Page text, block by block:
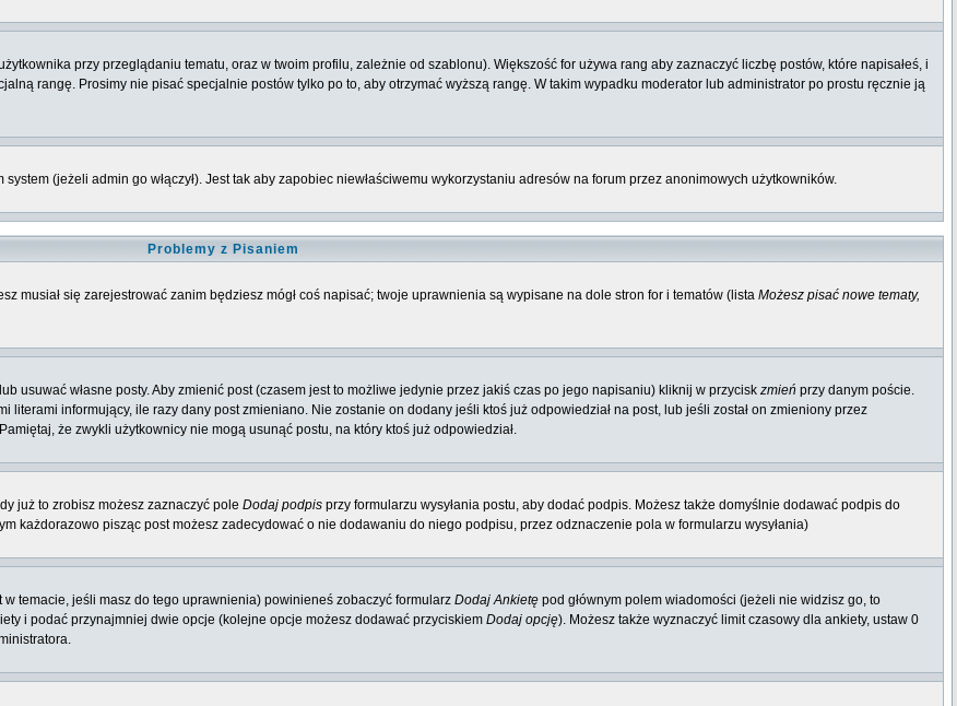
przy przeglądaniu tematu, oraz w twoim profilu, zależnie od szablonu). Większość for używa rang aby zaznaczyć liczbę postów, które napisałeś, i
rangę. Prosimy nie pisać specjalnie postów tylko po to, aby otrzymać wyższą rangę. W takim wypadku moderator lub administrator po prostu ręcznie ją
(jeżeli admin go włączył). Jest tak aby zapobiec niewłaściwemu wykorzystaniu adresów na forum przez anonimowych użytkowników.
Problemy z Pisaniem
musiał się zarejestrować zanim będziesz mógł coś napisać; twoje uprawnienia są wypisane na dole stron for i tematów (lista Możesz pisać nowe tematy,
usuwać własne posty. Aby zmienić post (czasem jest to możliwe jedynie przez jakiś czas po jego napisaniu) kliknij w przycisk zmień przy danym poście.
informujący, ile razy dany post zmieniano. Nie zostanie on dodany jeśli ktoś już odpowiedział na post, lub jeśli został on zmieniony przez
że zwykli użytkownicy nie mogą usunąć postu, na który ktoś już odpowiedział.
już to zrobisz możesz zaznaczyć pole Dodaj podpis przy formularzu wysyłania postu, aby dodać podpis. Możesz także domyślnie dodawać podpis do
każdorazowo pisząc post możesz zadecydować o nie dodawaniu do niego podpisu, przez odznaczenie pola w formularzu wysyłania)
temacie, jeśli masz do tego uprawnienia) powinieneś zobaczyć formularz Dodaj Ankietę pod głównym polem wiadomości (jeżeli nie widzisz go, to
i podać przynajmniej dwie opcje (kolejne opcje możesz dodawać przyciskiem Dodaj opcję). Możesz także wyznaczyć limit czasowy dla ankiety, ustaw 0